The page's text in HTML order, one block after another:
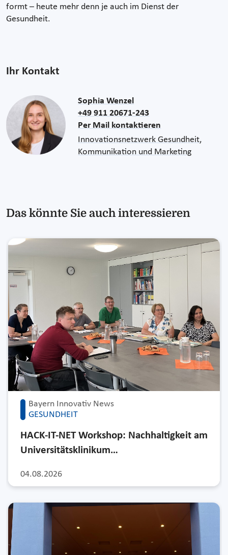
formt – heute mehr denn je auch im Dienst der
Gesundheit.
Ihr Kontakt
Sophia Wenzel
+49 911 20671-243
Per Mail kontaktieren
Innovationsnetzwerk Gesundheit,
Kommunikation und Marketing
Das könnte Sie auch interessieren
Bayern Innovativ News
GESUNDHEIT
04.08.2026
HACK-IT-NET Workshop: Nachhaltigkeit am
Universitätsklinikum…